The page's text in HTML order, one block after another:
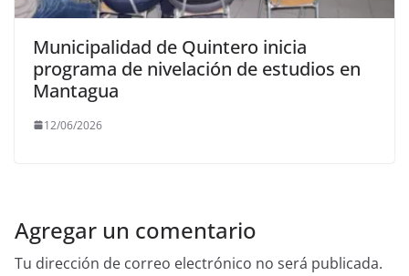
Municipalidad de Quintero inicia
programa de nivelación de estudios en
Mantagua
12/06/2026
Agregar un comentario
Tu dirección de correo electrónico no será publicada.